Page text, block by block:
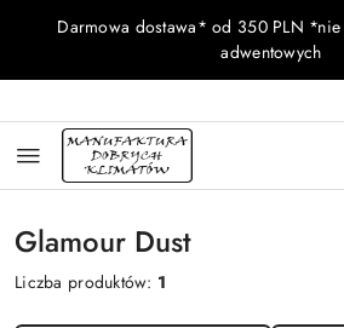
Przejdź do treści głównej
Przejdź do wyszukiwarki
Przejdź do moje konto
Przejdź do menu głównego
Przejdź do stopki
Darmowa dostawa* od 350 PLN *nie
adwentowych
Glamour Dust
Liczba produktów: 1